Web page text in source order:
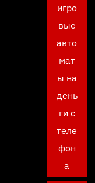
игро
вые
авто
мат
ы на
день
ги с
теле
фон
а